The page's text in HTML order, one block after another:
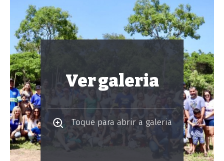
Ver galeria
Toque para abrir a galeria